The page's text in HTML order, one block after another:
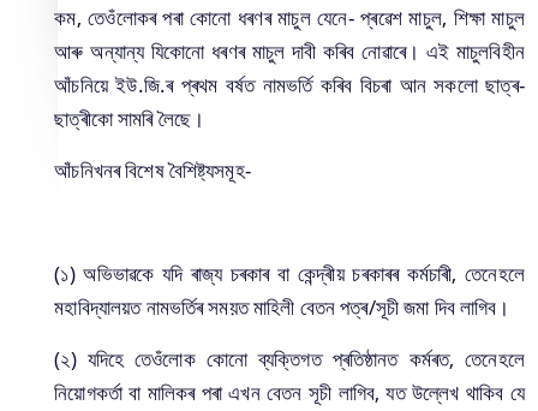
more details about our department here.
যোগাযোগ কৰক
কম, তেওঁলোকৰ পৰা কোনো ধৰণৰ মাচুল যেনে- প্ৰৱেশ মাচুল, শিক্ষা মাচুল
আৰু অন্যান্য যিকোনো ধৰণৰ মাচুল দাবী কৰিব নোৱাৰে। এই মাচুলবিহীন
আঁচনিয়ে ইউ.জি.ৰ প্ৰথম বৰ্ষত নামভৰ্তি কৰিব বিচৰা আন সকলো ছাত্ৰ-
ছাত্ৰীকো সামৰি লৈছে।
আঁচনিখনৰ বিশেষ বৈশিষ্ট্যসমূহ-
(১) অভিভাৱকে যদি ৰাজ্য চৰকাৰ বা কেন্দ্ৰীয় চৰকাৰৰ কৰ্মচাৰী, তেনেহলে
মহাবিদ্যালয়ত নামভৰ্তিৰ সময়ত মাহিলী বেতন পত্ৰ/সূচী জমা দিব লাগিব।
(২) যদিহে তেওঁলোক কোনো ব্যক্তিগত প্ৰতিষ্ঠানত কৰ্মৰত, তেনেহলে
নিয়োগকৰ্তা বা মালিকৰ পৰা এখন বেতন সূচী লাগিব, যত উল্লেখ থাকিব যে